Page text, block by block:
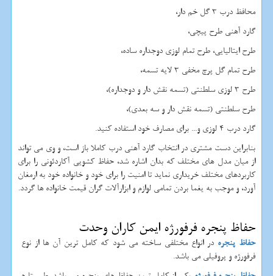
محافظ درب 3 گل خم دار،
گارد آهنی طرح پیچی،
طرح ایتالیایی، طرح تمام لوزی دوجداره ساده،
طرح تمام گل پرچ مخفی 3 لایه تسمه،
طرح 3 لوزی سلطنتی (تسمه نقش دار و دوجداره)،
طرح سلطنتی (تسمه نقش دار و سه بعدی)،
گارد درب 4 لوزی و... برای مصارف خود استفاده کنید.
بنابراین دست مشتری در انتخاب گارد آهنی درب کاملا باز است، و وی می تواند
از میان مدل های مختلف که بدان اشاره شد، حفاظ کشویی آکاردئونی را برای
کاربردهای مختلف خریداری نماید تا امنیت را برای خود و خانواده خود به ارمغان
آورد، و موجب به یغما بردن تمامی لوازم و ابزارآلات گران قیمت خانواده ها گردد.
حفاظ پنجره فرفورژه ایمن کاران وحدت
حفاظ پنجره در انواع مختلفی ساخته می شود که کامل ترین آن ها از نوع
فرفورژه و پروفیلی می باشد.